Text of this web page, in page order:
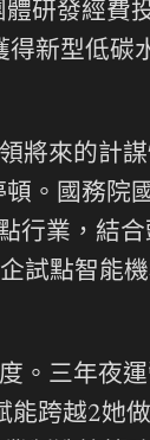
研發經費
新型低碳
將來的計
。國務院
行業，結
點智能
。三年夜
能跨越2